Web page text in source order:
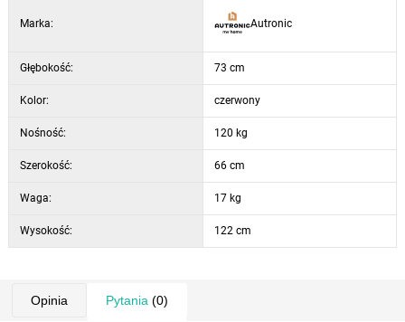
Marka: Autronic
Głębokość: 73 cm
Kolor: czerwony
Nośność: 120 kg
Szerokość: 66 cm
Waga: 17 kg
Wysokość: 122 cm
Opinia Pytania (0)